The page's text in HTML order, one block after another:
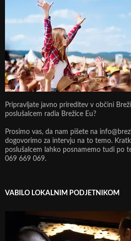
Pripravljate javno prireditev v občini
poslušalcem radia Brežice Eu?
Prosimo vas, da nam pišete na
dogovorimo za intervju na to temo.
poslušalcem lahko posnamemo tudi po
069 669 069.
VABILO LOKALNIM PODJETNIKOM